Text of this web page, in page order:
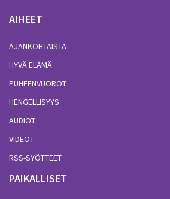
AIHEET
AJANKOHTAISTA
HYVÄ ELÄMÄ
PUHEENVUOROT
HENGELLISYYS
AUDIOT
VIDEOT
RSS-SYÖTTEET
PAIKALLISET